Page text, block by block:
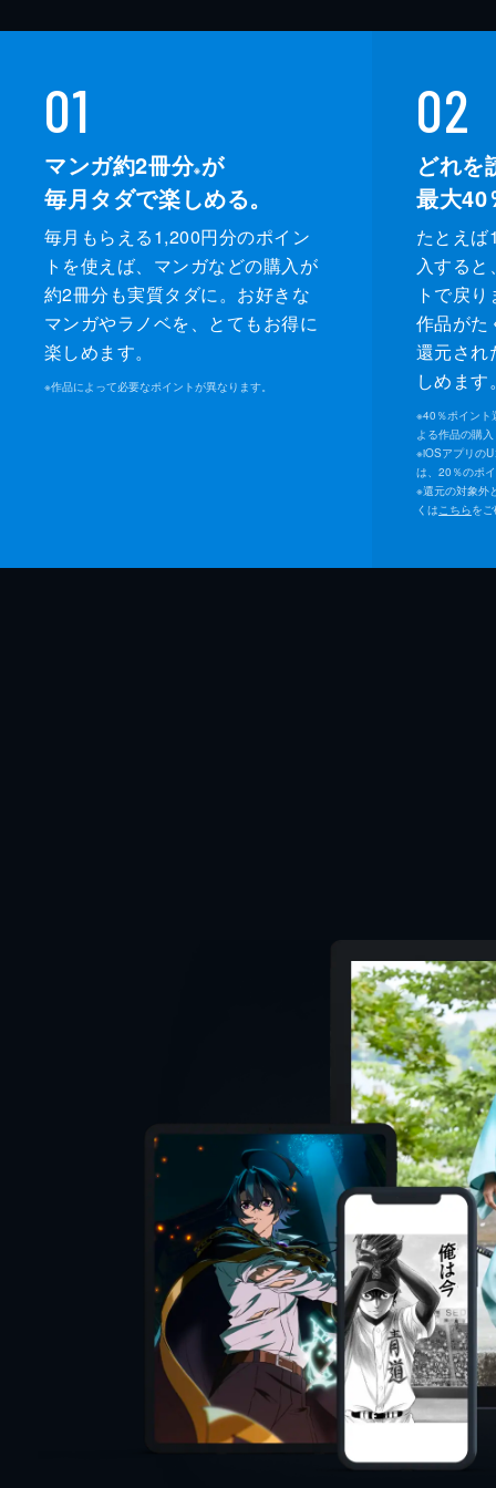
01
マンガ約2冊分※が
毎月タダで楽しめる。
毎月もらえる1,200円分のポイン
トを使えば、マンガなどの購入が
約2冊分も実質タダに。お好きな
マンガやラノベを、とてもお得に
楽しめます。
※作品によって必要なポイントが異なります。
02
どれを
最大40
たとえ
入する
トで戻
作品がた
還元され
しめます
※40％ポイント
よる作品の購
※iOSアプリの
は、20％のポ
※還元の対象外
くはこちらを